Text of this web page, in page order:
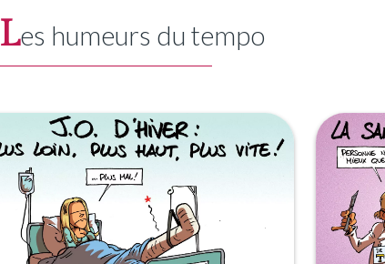
Les humeurs du tempo